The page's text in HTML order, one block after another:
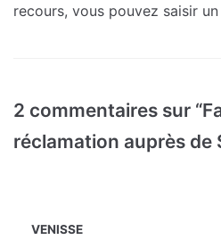
recours, vous pouvez saisir
2 commentaires sur
réclamation auprès de
VENISSE